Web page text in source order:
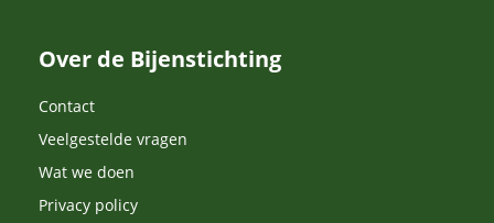
Over de Bijenstichting
Contact
Veelgestelde vragen
Wat we doen
Privacy policy